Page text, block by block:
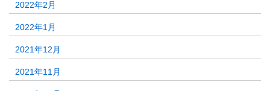
2022年2月
2022年1月
2021年12月
2021年11月